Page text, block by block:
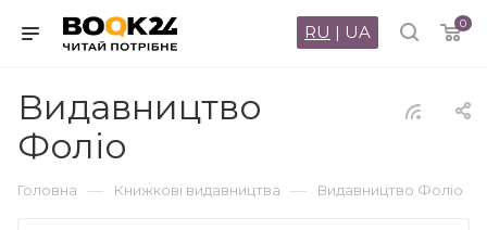
0
RU | UA
Видавництво
Фоліо
Головна — Книжкові видавництва — Видавництво Фоліо